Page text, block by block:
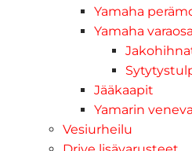
Yamaha
Yamaha
Jääkaapit
Yamarin
Vesiurheilu